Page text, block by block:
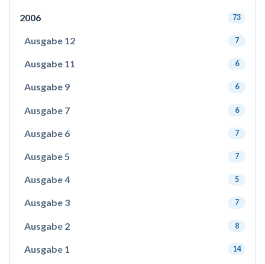
2006 73
Ausgabe 12 7
Ausgabe 11 6
Ausgabe 9 6
Ausgabe 7 6
Ausgabe 6 7
Ausgabe 5 7
Ausgabe 4 5
Ausgabe 3 7
Ausgabe 2 8
Ausgabe 1 14